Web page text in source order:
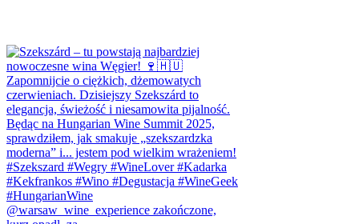
@warsaw_wine_experience zakończone,